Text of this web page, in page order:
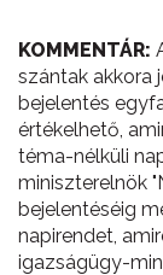
KOMMENTÁR:
szántak akkora
bejelentés
értékelhető,
téma-nélküli
miniszterelnök
bejelentéséig
napirendet,
igazságügy-